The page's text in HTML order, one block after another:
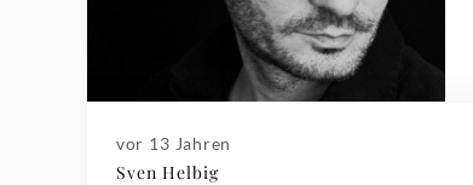
vor 13 Jahren
Sven Helbig